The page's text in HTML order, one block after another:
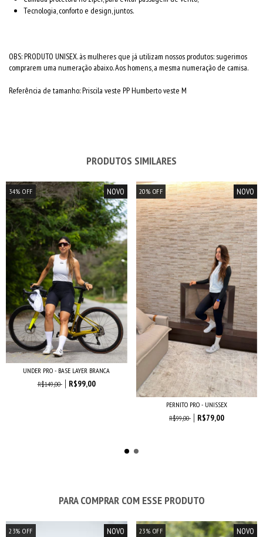
Tecnologia, conforto e design, juntos.
OBS: PRODUTO UNISEX. às mulheres que já utilizam nossos produtos: sugerimos
comprarem uma numeração abaixo. Aos homens, a mesma numeração de camisa.
Referência de tamanho: Priscila veste PP Humberto veste M
PRODUTOS SIMILARES
34% OFF NOVO
UNDER PRO - BASE LAYER BRANCA
R$149,00
R$99,00
20% OFF NOVO
PERNITO PRO - UNISSEX
R$99,00
R$79,00
PARA COMPRAR COM ESSE PRODUTO
23% OFF NOVO 23% OFF NOVO